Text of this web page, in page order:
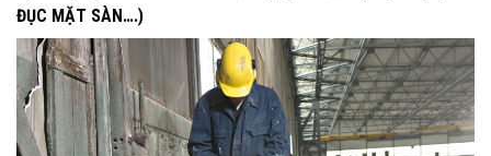
ĐỤC MẶT SÀN….)